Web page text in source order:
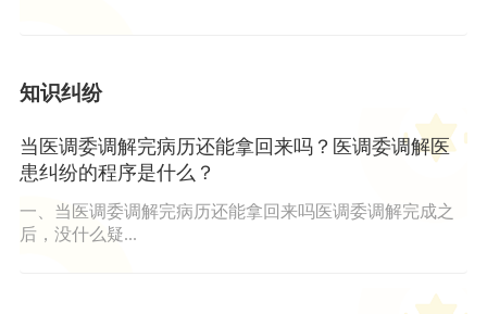
知识纠纷
当医调委调解完病历还能拿回来吗？医调委调解医
患纠纷的程序是什么？
一、当医调委调解完病历还能拿回来吗医调委调解完成之
后，没什么疑...